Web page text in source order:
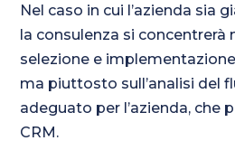
Nel caso in cui l’azienda sia
la consulenza si concentrerà
selezione e
ma piuttosto sull’analisi del
adeguato per l’azienda, che
CRM.